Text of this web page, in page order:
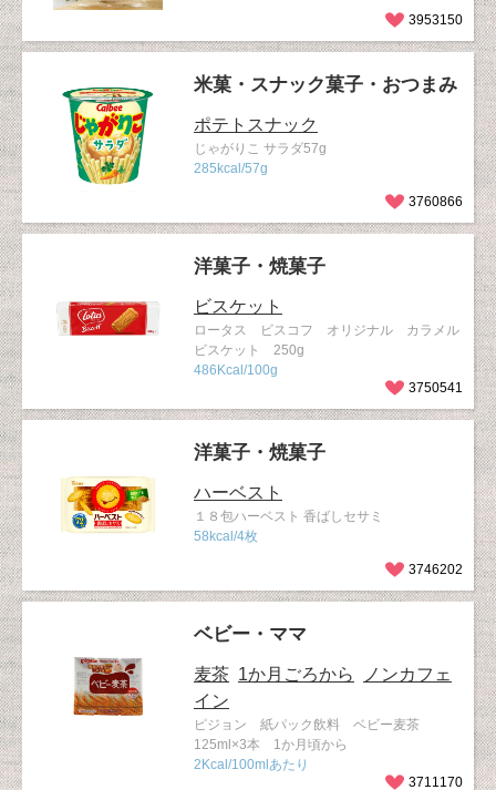
3953150
米菓・スナック菓子・おつまみ
ポテトスナック
じゃがりこ サラダ57g
285kcal/57g
3760866
洋菓子・焼菓子
ビスケット
ロータス ビスコフ オリジナル カラメル
ビスケット 250g
486Kcal/100g
3750541
洋菓子・焼菓子
ハーベスト
１８包ハーベスト 香ばしセサミ
58kcal/4枚
3746202
ベビー・ママ
麦茶 1か月ごろから
ノンカフェ
イン
ピジョン 紙パック飲料 ベビー麦茶
125ml×3本 1か月頃から
2Kcal/100mlあたり
3711170